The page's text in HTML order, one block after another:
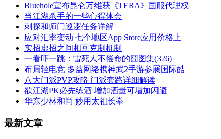
Bluehole宣布昆仑万维获《TERA》国服代理权
当江湖杀手的一些心得体会
刺探和师门巡逻任务详解
应对汇率变动 七个地区App Store应用价格上
实招虚招之间相互克制机制
一看吓一跳：雷死人不偿命的囧图集(326)
布局轻电竞 多益网络携神武2手游参展国际酷
八大门派PVP攻略 门派套路详细解读
欲江湖PK必先练酒 增加酒量可增加闪避
华东少林和尚 妙用太祖长拳
最新文章